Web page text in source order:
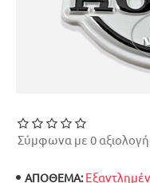
ΑΠΟΘΕΜΑ:
Σύμφωνα με 0